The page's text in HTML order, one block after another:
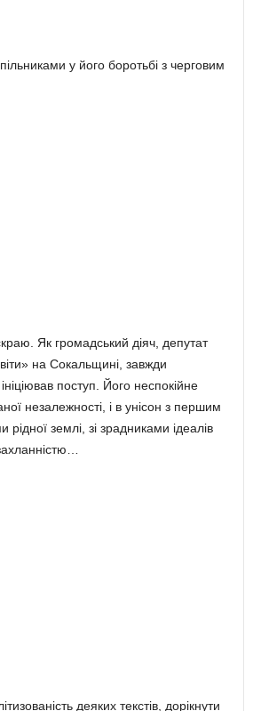
у його бороть­бі з черговим
Як громадський діяч, депутат
на Сокальщи­ні, завжди
поступ. Його неспокійне
неза­лежності, і в унісон з першим
землі, зі зрадниками ідеалів
деяких текстів, дорікнути